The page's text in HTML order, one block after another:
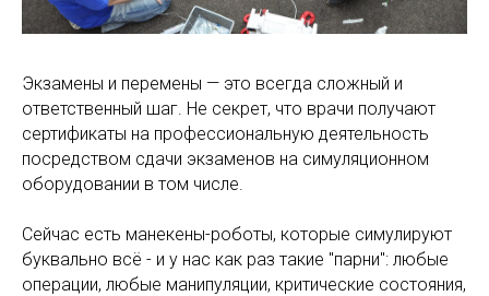
Экзамены и перемены — это всегда сложный и
ответственный шаг. Не секрет, что врачи получают
сертификаты на профессиональную деятельность
посредством сдачи экзаменов на симуляционном
оборудовании в том числе.
Сейчас есть манекены-роботы, которые симулируют
буквально всё - и у нас как раз такие "парни": любые
операции, любые манипуляции, критические состояния,